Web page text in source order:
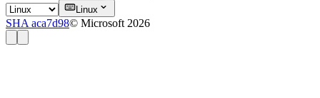
Linux
SHA aca7d98© Microsoft 2026